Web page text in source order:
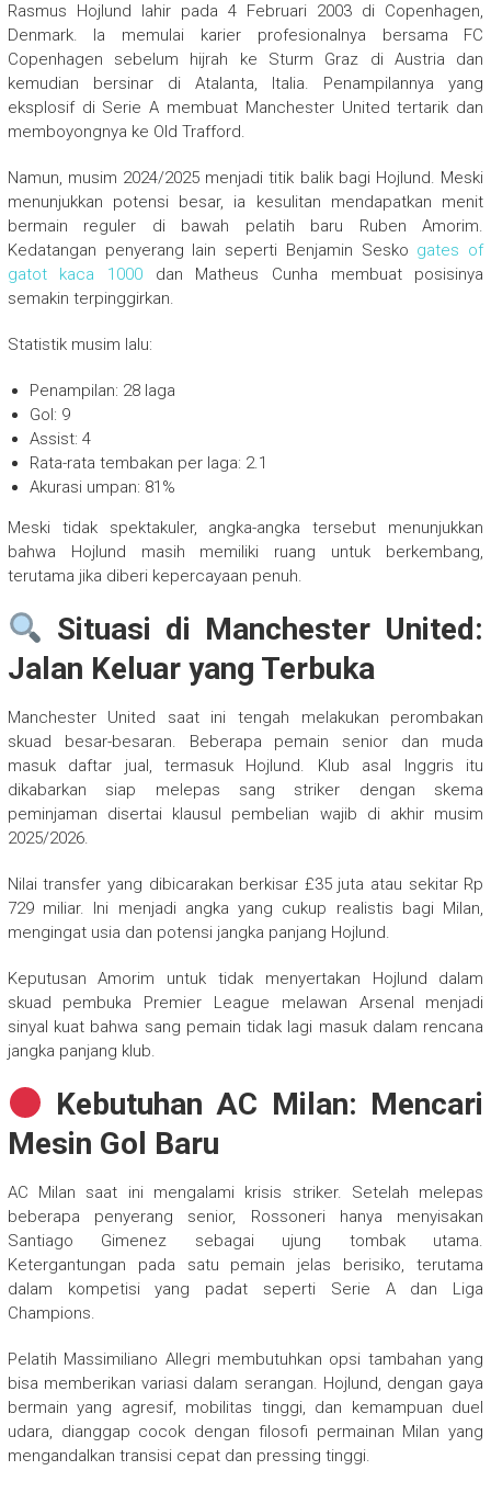
Rasmus Hojlund lahir pada 4 Februari 2003 di Copenhagen,
Denmark. Ia memulai karier profesionalnya bersama FC
Copenhagen sebelum hijrah ke Sturm Graz di Austria dan
kemudian bersinar di Atalanta, Italia. Penampilannya yang
eksplosif di Serie A membuat Manchester United tertarik dan
memboyongnya ke Old Trafford.
Namun, musim 2024/2025 menjadi titik balik bagi Hojlund. Meski
menunjukkan potensi besar, ia kesulitan mendapatkan menit
bermain reguler di bawah pelatih baru Ruben Amorim.
Kedatangan penyerang lain seperti Benjamin Sesko gates of
gatot kaca 1000 dan Matheus Cunha membuat posisinya
semakin terpinggirkan.
Statistik musim lalu:
Penampilan: 28 laga
Gol: 9
Assist: 4
Rata-rata tembakan per laga: 2.1
Akurasi umpan: 81%
Meski tidak spektakuler, angka-angka tersebut menunjukkan
bahwa Hojlund masih memiliki ruang untuk berkembang,
terutama jika diberi kepercayaan penuh.
Situasi di Manchester United:
Jalan Keluar yang Terbuka
Manchester United saat ini tengah melakukan perombakan
skuad besar-besaran. Beberapa pemain senior dan muda
masuk daftar jual, termasuk Hojlund. Klub asal Inggris itu
dikabarkan siap melepas sang striker dengan skema
peminjaman disertai klausul pembelian wajib di akhir musim
2025/2026.
Nilai transfer yang dibicarakan berkisar £35 juta atau sekitar Rp
729 miliar. Ini menjadi angka yang cukup realistis bagi Milan,
mengingat usia dan potensi jangka panjang Hojlund.
Keputusan Amorim untuk tidak menyertakan Hojlund dalam
skuad pembuka Premier League melawan Arsenal menjadi
sinyal kuat bahwa sang pemain tidak lagi masuk dalam rencana
jangka panjang klub.
Kebutuhan AC Milan: Mencari
Mesin Gol Baru
AC Milan saat ini mengalami krisis striker. Setelah melepas
beberapa penyerang senior, Rossoneri hanya menyisakan
Santiago Gimenez sebagai ujung tombak utama.
Ketergantungan pada satu pemain jelas berisiko, terutama
dalam kompetisi yang padat seperti Serie A dan Liga
Champions.
Pelatih Massimiliano Allegri membutuhkan opsi tambahan yang
bisa memberikan variasi dalam serangan. Hojlund, dengan gaya
bermain yang agresif, mobilitas tinggi, dan kemampuan duel
udara, dianggap cocok dengan filosofi permainan Milan yang
mengandalkan transisi cepat dan pressing tinggi.